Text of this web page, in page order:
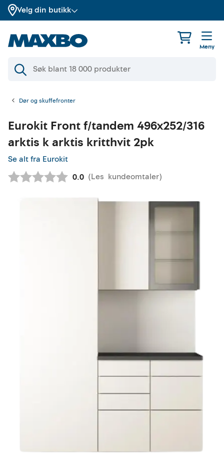
Velg din butikk
Meny
Dør og skuffefronter
Eurokit Front f/tandem 496x252/316
arktis k arktis kritthvit 2pk
Se alt fra Eurokit
Gjennomsnittskarakter:
0.0 (Les kundeomtaler)